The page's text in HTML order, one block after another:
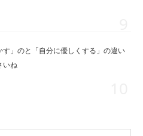
す」のと「自分に優しくする」の違い
いね